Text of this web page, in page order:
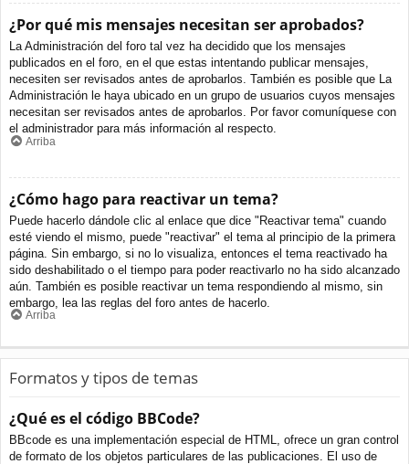
¿Por qué mis mensajes necesitan ser aprobados?
La Administración del foro tal vez ha decidido que los mensajes
publicados en el foro, en el que estas intentando publicar mensajes,
necesiten ser revisados antes de aprobarlos. También es posible que La
Administración le haya ubicado en un grupo de usuarios cuyos mensajes
necesitan ser revisados antes de aprobarlos. Por favor comuníquese con
el administrador para más información al respecto.
Arriba
¿Cómo hago para reactivar un tema?
Puede hacerlo dándole clic al enlace que dice "Reactivar tema" cuando
esté viendo el mismo, puede "reactivar" el tema al principio de la primera
página. Sin embargo, si no lo visualiza, entonces el tema reactivado ha
sido deshabilitado o el tiempo para poder reactivarlo no ha sido alcanzado
aún. También es posible reactivar un tema respondiendo al mismo, sin
embargo, lea las reglas del foro antes de hacerlo.
Arriba
Formatos y tipos de temas
¿Qué es el código BBCode?
BBcode es una implementación especial de HTML, ofrece un gran control
de formato de los objetos particulares de las publicaciones. El uso de